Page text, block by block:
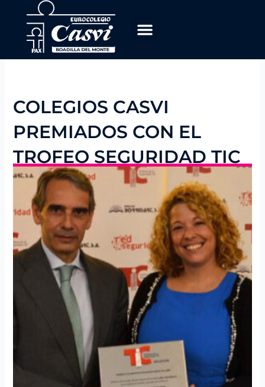
contenido
COLEGIOS CASVI
PREMIADOS CON EL
TROFEO SEGURIDAD TIC